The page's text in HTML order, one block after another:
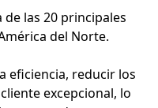
de las 20 principales
del Norte.
eficiencia, reducir los
excepcional, lo